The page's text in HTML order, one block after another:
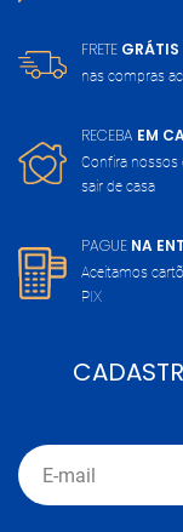
FRETE GRÁTIS
nas compras
RECEBA EM
Confira nossos
sair de casa
PAGUE NA
Aceitamos
PIX